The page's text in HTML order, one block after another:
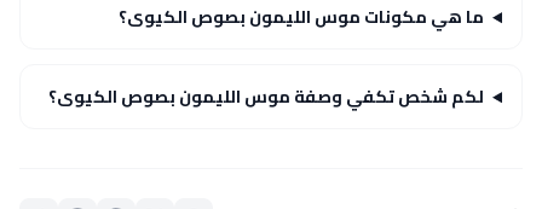
ما هي مكونات موس الليمون بصوص الكيوى؟
لكم شخص تكفي وصفة موس الليمون بصوص الكيوى؟